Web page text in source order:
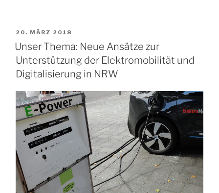
VERÖFFENTLICHT
AM
20. MÄRZ 2018
Unser Thema: Neue Ansätze zur
Unterstützung der Elektromobilität und
Digitalisierung in NRW